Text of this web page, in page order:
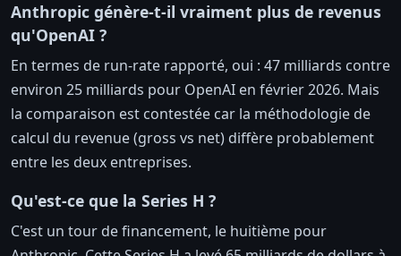
Anthropic génère-t-il vraiment plus de revenus
qu'OpenAI ?
En termes de run-rate rapporté, oui : 47 milliards contre
environ 25 milliards pour OpenAI en février 2026. Mais
la comparaison est contestée car la méthodologie de
calcul du revenue (gross vs net) diffère probablement
entre les deux entreprises.
Qu'est-ce que la Series H ?
C'est un tour de financement, le huitième pour